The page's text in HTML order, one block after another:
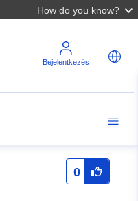
How do you know?
Bejelentkezés
0